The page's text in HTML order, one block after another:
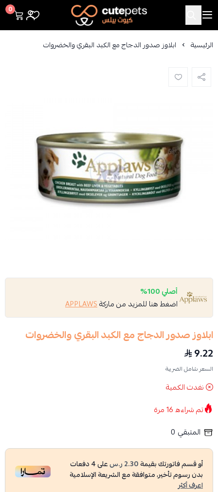
Cutepets
0
الرئيسية ابلاوز صدور الدجاج مع الكبد البقري والخضروات
أصلي 100%
اضغط هنا للمزيد من ماركةAPPLAWS
ابلاوز صدور الدجاج مع الكبد البقري والخضروات
9.22
السعر شامل الضريبة
نفدت الكمية
تم شراءه16مرة
المتبقي 0
أو قسم فاتورتك بقيمة2.30 ر.س على4دفعات
بدون رسوم تأخير، متوافقة مع الشريعة الإسلامية
اعرف أكثر